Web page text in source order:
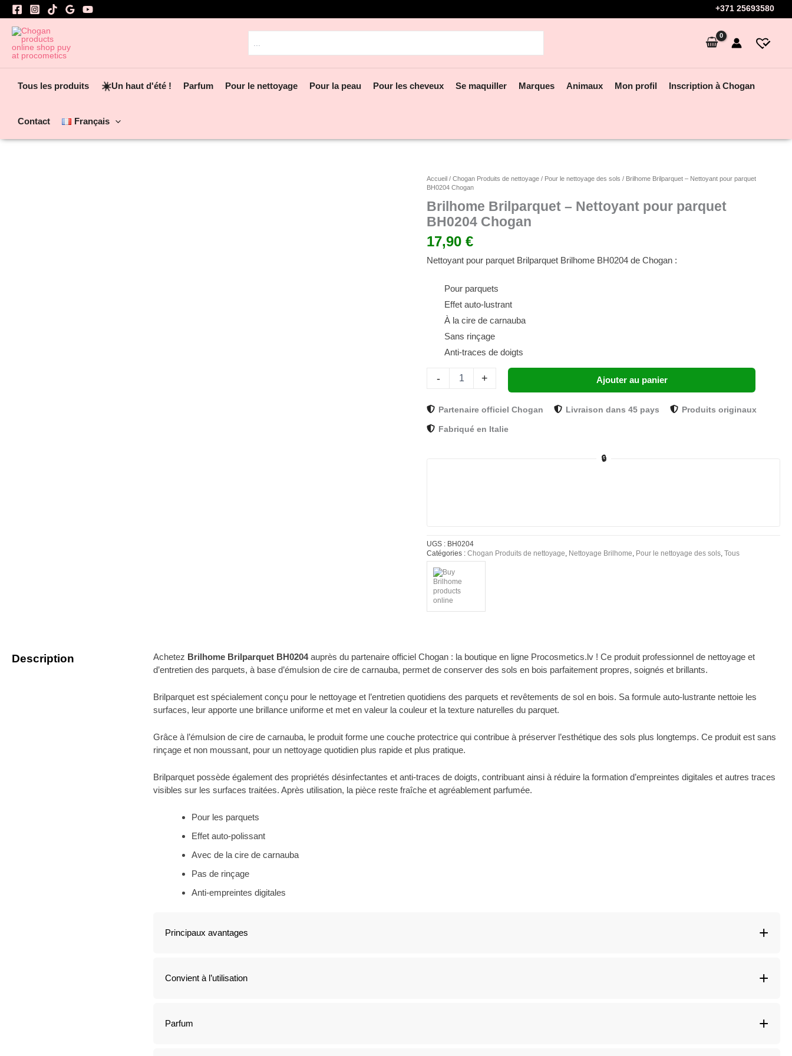
Aller
contenu
+371 25693580
Tous les produits ☀️Un haut d'été ! Parfum Pour le nettoyage Pour la peau Pour les cheveux Se maquiller Marques Animaux Mon profil Inscription à Chogan
Contact Français
Accueil /Chogan Produits de nettoyage / Pour le nettoyage des sols / Brilhome Brilparquet – Nettoyant pour parquet
BH0204 Chogan
Brilhome Brilparquet – Nettoyant pour parquet
BH0204 Chogan
17,90€
Nettoyant pour parquet Brilparquet Brilhome BH0204 de Chogan :
Pour parquets
Effet auto-lustrant
À la cire de carnauba
Sans rinçage
Anti-traces de doigts
-
quantité
de
Brilhome
Brilparquet
-
Nettoyant
pour
parquet
Chogan
+ Ajouter au panier
Partenaire officiel Chogan Livraison dans 45 pays Produits originaux
Fabriqué en Italie
🔒
UGS : BH0204
Catégories :Chogan Produits de nettoyage, Nettoyage Brilhome, Pour le nettoyage des sols,Tous
Description Achetez Brilhome Brilparquet BH0204auprès du partenaire officiel Chogan : la boutique en ligne Procosmetics.lv ! Ce produit professionnel de nettoyage et
d’entretien des parquets, à base d’émulsion de cire de carnauba, permet de conserver des sols en bois parfaitement propres, soignés et brillants.
Brilparquet est spécialement conçu pour le nettoyage et l’entretien quotidiens des parquets et revêtements de sol en bois. Sa formule auto-lustrante nettoie les
surfaces, leur apporte une brillance uniforme et met en valeur la couleur et la texture naturelles du parquet.
Grâce à l’émulsion de cire de carnauba, le produit forme une couche protectrice qui contribue à préserver l’esthétique des sols plus longtemps. Ce produit est sans
rinçage et non moussant, pour un nettoyage quotidien plus rapide et plus pratique.
Brilparquet possède également des propriétés désinfectantes et anti-traces de doigts, contribuant ainsi à réduire la formation d’empreintes digitales et autres traces
visibles sur les surfaces traitées. Après utilisation, la pièce reste fraîche et agréablement parfumée.
Pour les parquets
Effet auto-polissant
Avec de la cire de carnauba
Pas de rinçage
Anti-empreintes digitales
Principaux avantages
Convient à l’utilisation
Parfum